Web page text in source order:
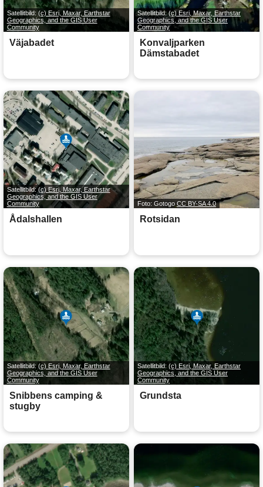
Satellitbild: (c) Esri, Maxar, Earthstar
Geographics, and the GIS User
Community
Väjabadet
Satellitbild:(c) Esri, Maxar, Earthstar
Geographics, and the GIS User
Community
Konvaljparken
Dämstabadet
Satellitbild:(c) Esri, Maxar, Earthstar
Geographics, and the GIS User
Community
Ådalshallen
Foto: Gotogo CC BY-SA 4.0
Rotsidan
Satellitbild:(c) Esri, Maxar, Earthstar
Geographics, and the GIS User
Community
Snibbens camping &
stugby
Satellitbild: (c) Esri, Maxar, Earthstar
Geographics, and the GIS User
Community
Grundsta